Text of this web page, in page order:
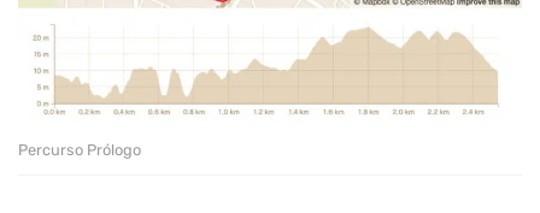
Percurso Prólogo